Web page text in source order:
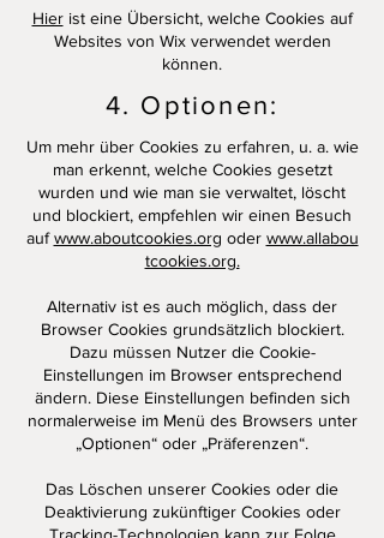
Hierist eine Übersicht, welche Cookies auf
Websites von Wix verwendet werden
können.
4. Optionen:
Um mehr über Cookies zu erfahren, u. a. wie
man erkennt, welche Cookies gesetzt
wurden und wie man sie verwaltet, löscht
und blockiert, empfehlen wir einen Besuch
aufwww.aboutcookies.org oder www.allabou
tcookies.org.
Alternativ ist es auch möglich, dass der
Browser Cookies grundsätzlich blockiert.
Dazu müssen Nutzer die Cookie-
Einstellungen im Browser entsprechend
ändern. Diese Einstellungen befinden sich
normalerweise im Menü des Browsers unter
„Optionen“ oder „Präferenzen“.
Das Löschen unserer Cookies oder die
Deaktivierung zukünftiger Cookies oder